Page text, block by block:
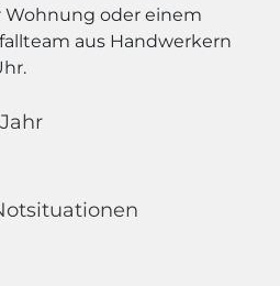
oder einem
aus Handwerkern